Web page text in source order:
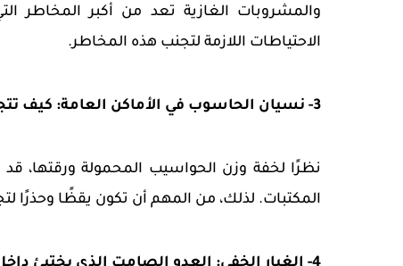
والمشروبات الغازية تعد من أكبر المخاطر
الاحتياطات اللازمة لتجنب هذه المخاطر.
3- نسيان الحاسوب في الأماكن العامة: كيف تتجنب هذا الخطأ المكلف؟
نظرًا لخفة وزن الحواسيب المحمولة ورقتها،
المكتبات. لذلك، من المهم أن تكون يقظًا وحذرًا